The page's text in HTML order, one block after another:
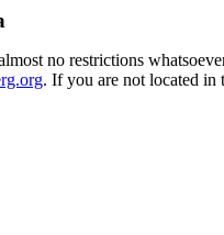
no restrictions
. If you are not located in